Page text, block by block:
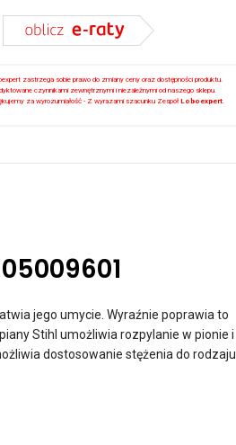
zastrzega sobie prawo do zmiany ceny oraz dostępności produktu.
czynnikami zewnętrznymi i niezależnymi od naszego sklepu.
za wyrozumiałość - Z wyrazami szacunku Zespół Loboexpert.
jego umycie. Wyraźnie poprawia to
Stihl umożliwia rozpylanie w pionie i
dostosowanie stężenia do rodzaju